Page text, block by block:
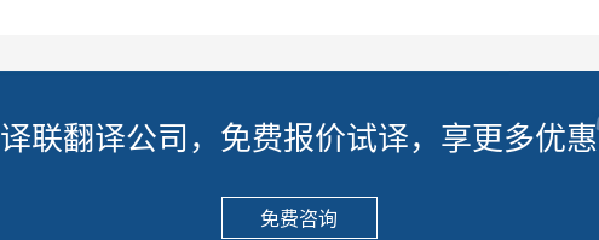
译联翻译公司，免费报价试译，享更多优惠
免费咨询